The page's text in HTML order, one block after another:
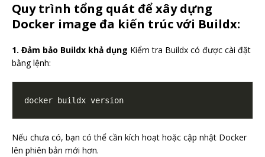
Quy trình tổng quát để xây dựng
Docker image đa kiến trúc với Buildx:
1. Đảm bảo Buildx khả dụng Kiểm tra Buildx có được cài đặt
bằng lệnh:
Nếu chưa có, bạn có thể cần kích hoạt hoặc cập nhật Docker
lên phiên bản mới hơn.